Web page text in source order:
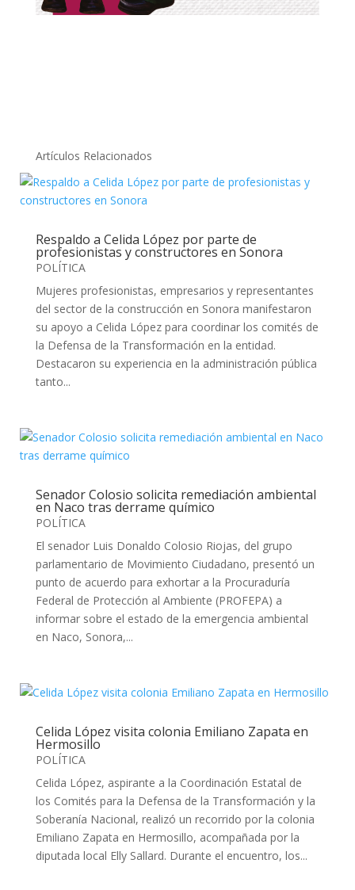
Artículos Relacionados
Respaldo a Celida López por parte de
profesionistas y constructores en Sonora
POLÍTICA
Mujeres profesionistas, empresarios y representantes
del sector de la construcción en Sonora manifestaron
su apoyo a Celida López para coordinar los comités de
la Defensa de la Transformación en la entidad.
Destacaron su experiencia en la administración pública
tanto...
Senador Colosio solicita remediación ambiental
en Naco tras derrame químico
POLÍTICA
El senador Luis Donaldo Colosio Riojas, del grupo
parlamentario de Movimiento Ciudadano, presentó un
punto de acuerdo para exhortar a la Procuraduría
Federal de Protección al Ambiente (PROFEPA) a
informar sobre el estado de la emergencia ambiental
en Naco, Sonora,...
Celida López visita colonia Emiliano Zapata en
Hermosillo
POLÍTICA
Celida López, aspirante a la Coordinación Estatal de
los Comités para la Defensa de la Transformación y la
Soberanía Nacional, realizó un recorrido por la colonia
Emiliano Zapata en Hermosillo, acompañada por la
diputada local Elly Sallard. Durante el encuentro, los...